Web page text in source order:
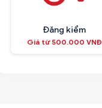
Đăng kiểm
Giá từ 500.000 VNĐ